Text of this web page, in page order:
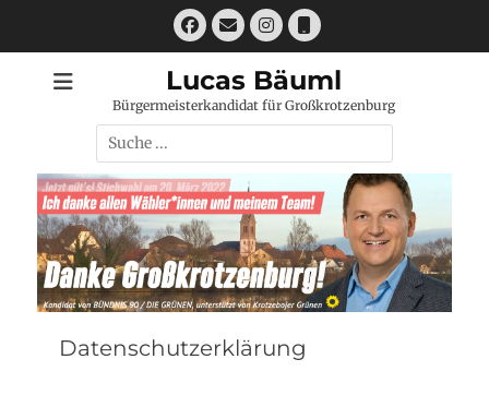
Facebook
E-
Mail
Instagram
Telefon
Lucas Bäuml
Bürgermeisterkandidat für Großkrotzenburg
Suchen
nach:
Datenschutzerklärung